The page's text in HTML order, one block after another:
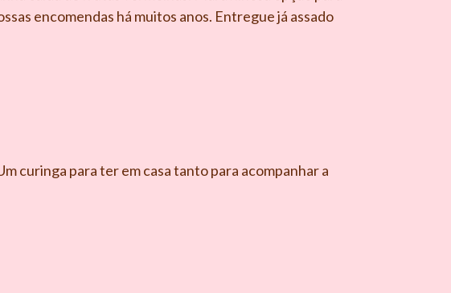
encomendas há muitos anos. Entregue já assado
curinga para ter em casa tanto para acompanhar a